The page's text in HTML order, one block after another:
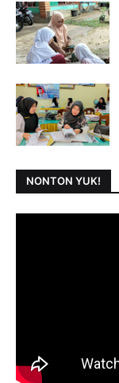
NONTON YUK!